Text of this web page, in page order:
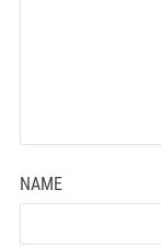
NAME